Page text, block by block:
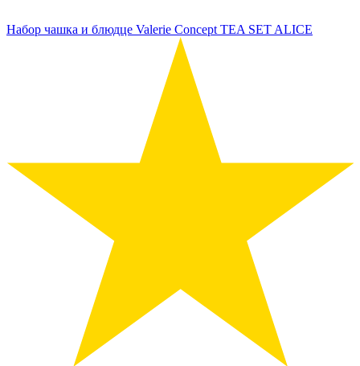
Набор чашка и блюдце Valerie Concept TEA SET ALICE